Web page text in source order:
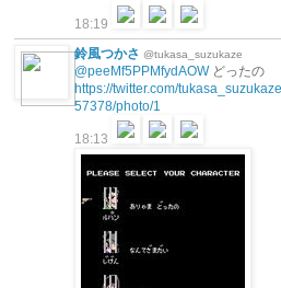
18:19
鈴風つかさ @tukasa_suzukaze
@peeMf5PPMfydAOWどったの
https://twitter.com/
57378/photo/1
18:13